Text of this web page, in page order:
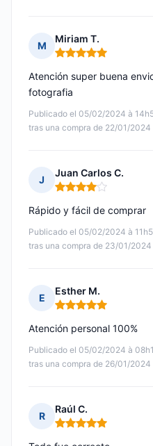
M
Miriam T.
Nota: 5 de 5
Publicado el 05/02/2024 à
tras una compra de 22/01/2024
Atención super buena
fotografia
J
Juan Carlos C.
Nota: 4 de 5
Publicado el 05/02/2024 à
tras una compra de 23/01/2024
Rápido y fácil de comprar
E
Esther M.
Nota: 5 de 5
Publicado el 05/02/2024 à
tras una compra de 26/01/2024
Atención personal 100%
R
Raúl C.
Nota: 5 de 5